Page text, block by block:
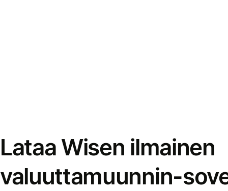
Lataa Wisen ilmainen
valuuttamuunnin-